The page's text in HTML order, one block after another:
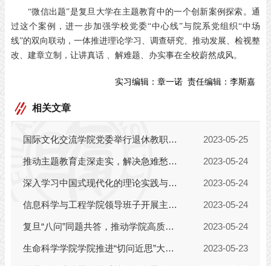
“微信出题”是复旦大学在主题教育中的一个创新案例探索。通
过这个案例，进一步加强学校党委“中心线”与院系党组织“中场
线”的双向联动，一体推进理论学习、调查研究、推动发展、检视整
改、建章立制，让讲真话 、解难题、办实事在全校蔚然成风。
实习编辑： 章一诺 责任编辑： 李斯嘉
相关文章